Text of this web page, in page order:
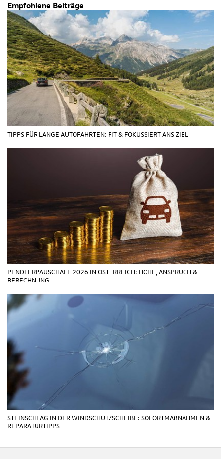
Empfohlene Beiträge
TIPPS FÜR LANGE AUTOFAHRTEN: FIT & FOKUSSIERT ANS ZIEL
PENDLERPAUSCHALE 2026 IN ÖSTERREICH: HÖHE, ANSPRUCH &
BERECHNUNG
STEINSCHLAG IN DER WINDSCHUTZSCHEIBE: SOFORTMAßNAHMEN &
REPARATURTIPPS